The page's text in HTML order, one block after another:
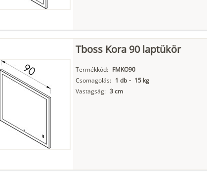
Tboss Kora 90 laptükör
Termékkód: FMKO90
Csomagolás: 1 db - 15 kg
Vastagság: 3 cm